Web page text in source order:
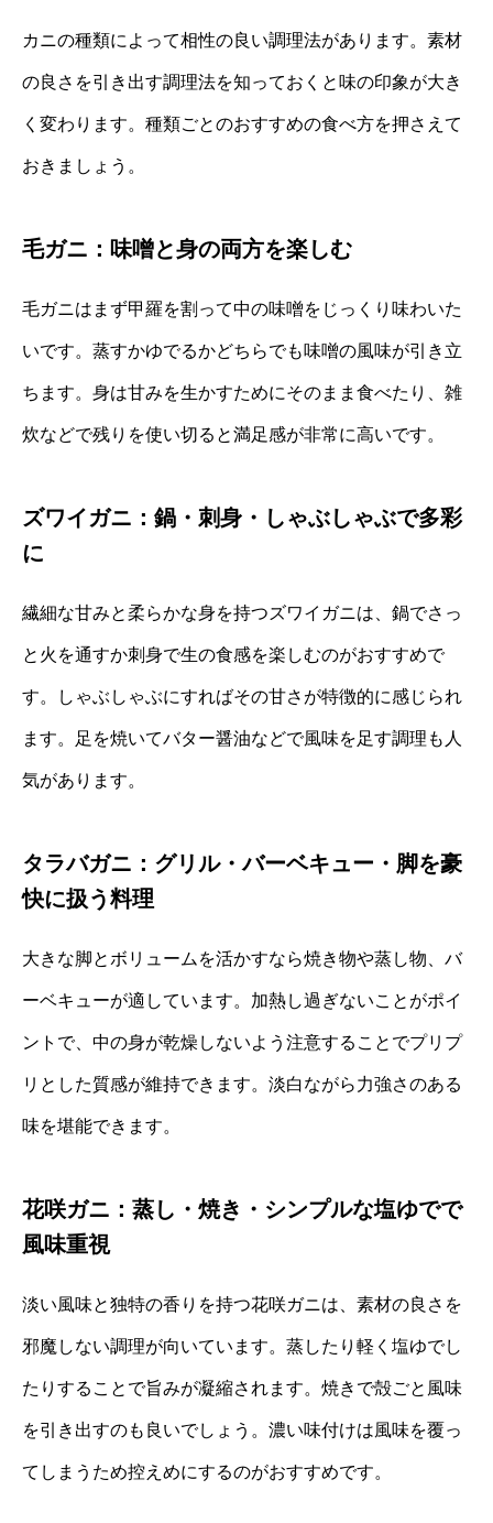
カニの種類によって相性の良い調理法があります。素材
の良さを引き出す調理法を知っておくと味の印象が大き
く変わります。種類ごとのおすすめの食べ方を押さえて
おきましょう。
毛ガニ：味噌と身の両方を楽しむ
毛ガニはまず甲羅を割って中の味噌をじっくり味わいた
いです。蒸すかゆでるかどちらでも味噌の風味が引き立
ちます。身は甘みを生かすためにそのまま食べたり、雑
炊などで残りを使い切ると満足感が非常に高いです。
ズワイガニ：鍋・刺身・しゃぶしゃぶで多彩
に
繊細な甘みと柔らかな身を持つズワイガニは、鍋でさっ
と火を通すか刺身で生の食感を楽しむのがおすすめで
す。しゃぶしゃぶにすればその甘さが特徴的に感じられ
ます。足を焼いてバター醤油などで風味を足す調理も人
気があります。
タラバガニ：グリル・バーベキュー・脚を豪
快に扱う料理
大きな脚とボリュームを活かすなら焼き物や蒸し物、バ
ーベキューが適しています。加熱し過ぎないことがポイ
ントで、中の身が乾燥しないよう注意することでプリプ
リとした質感が維持できます。淡白ながら力強さのある
味を堪能できます。
花咲ガニ：蒸し・焼き・シンプルな塩ゆでで
風味重視
淡い風味と独特の香りを持つ花咲ガニは、素材の良さを
邪魔しない調理が向いています。蒸したり軽く塩ゆでし
たりすることで旨みが凝縮されます。焼きで殻ごと風味
を引き出すのも良いでしょう。濃い味付けは風味を覆っ
てしまうため控えめにするのがおすすめです。